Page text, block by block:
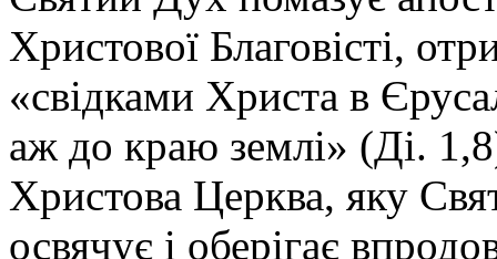
Христової Благовісті,
«свідками Христа в
аж до краю землі» (Ді.
Христова Церква, яку
освячує і оберігає